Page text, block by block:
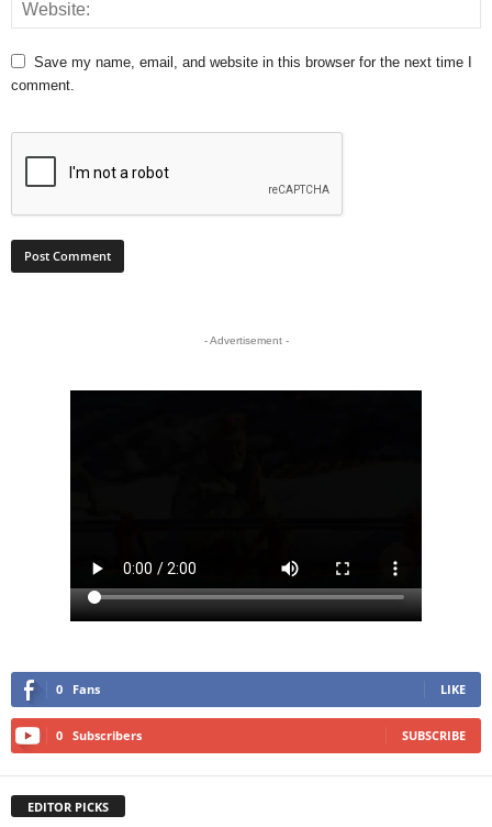
Save my name, email, and website in this browser for the next time I
comment.
- Advertisement -
0 Fans LIKE
0 Subscribers SUBSCRIBE
EDITOR PICKS